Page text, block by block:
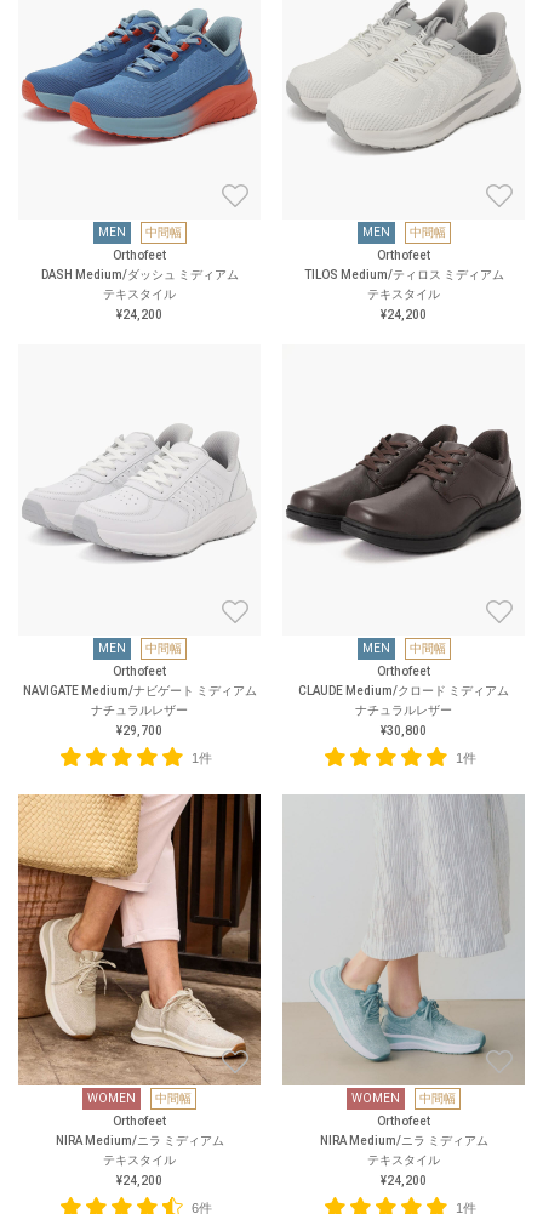
MEN
中間幅
Orthofeet
DASH Medium/ダッシュ ミディアム
テキスタイル
¥24,200
MEN
中間幅
Orthofeet
TILOS Medium/ティロス ミディアム
テキスタイル
¥24,200
MEN
中間幅
Orthofeet
NAVIGATE Medium/ナビゲート ミディアム
ナチュラルレザー
¥29,700
1件
MEN
中間幅
Orthofeet
CLAUDE Medium/クロード ミディアム
ナチュラルレザー
¥30,800
1件
WOMEN
中間幅
Orthofeet
NIRA Medium/ニラ ミディアム
テキスタイル
¥24,200
6件
WOMEN
中間幅
Orthofeet
NIRA Medium/ニラ ミディアム
テキスタイル
¥24,200
1件